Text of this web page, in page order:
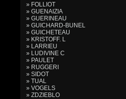
» FOLLIOT
» GUENAIZIA
» GUERINEAU
» GUICHARD-BUNEL
» GUICHETEAU
» KRISTOFF. L
» LARRIEU
» LUDIVINE C
» PAULET
» RUGGERI
» SIDOT
» TUAL
» VOGELS
» ZDZIEBLO